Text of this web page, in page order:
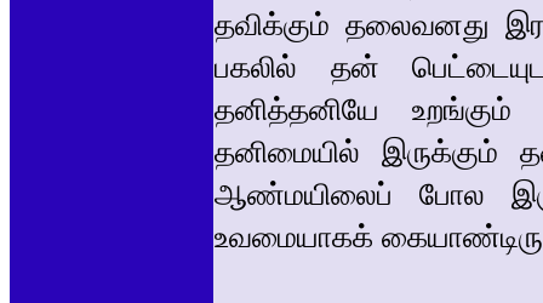
தவிக்கும் தலைவனது
பகலில் தன்
தனித்தனியே
தனிமையில் இருக்கும்
ஆண்மயிலைப் போல
உவமையாகக்